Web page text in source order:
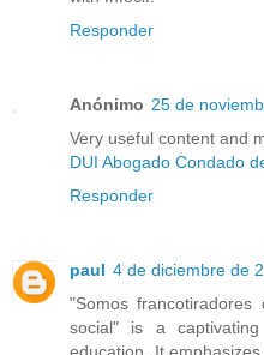
Responder
Anónimo 25 de
Very useful content and
DUI Abogado Condado
Responder
paul 4 de diciembre de
"Somos
social" is a
education. It